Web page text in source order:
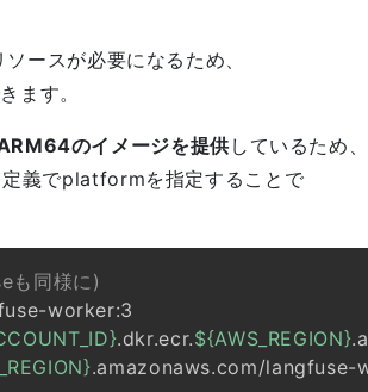
ースが必要になるため、
ます。
のイメージを提供しているため、
義でplatformを指定することで
同様に)
.dkr.ecr.${AWS_REGION}